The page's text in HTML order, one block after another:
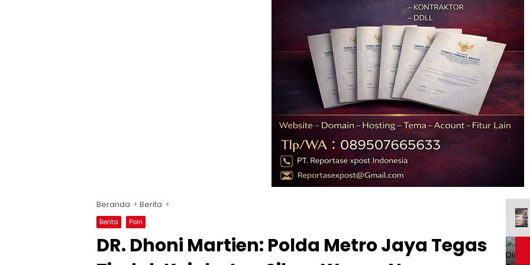
Beranda Berita
Berita Polri
DR. Dhoni Martien: Polda Metro Jaya Tegas